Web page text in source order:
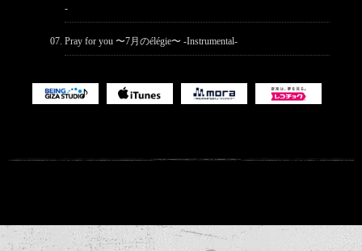
-
Pray for you 〜7月のélégie〜 -Instrumental-